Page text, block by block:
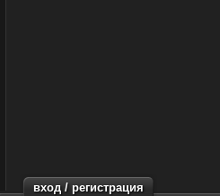
вход / регистрация